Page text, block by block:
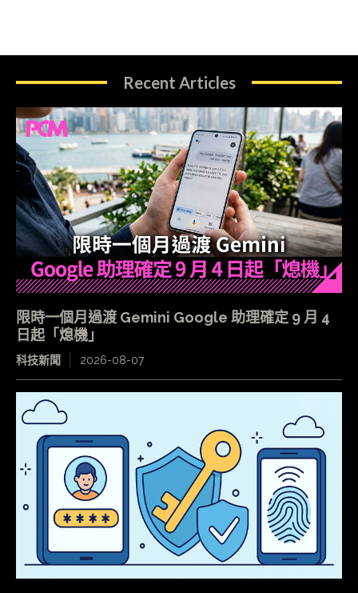
Recent Articles
限時一個月過渡 Gemini Google 助理確定 9 月 4
日起「熄機」
科技新聞 2026-08-07